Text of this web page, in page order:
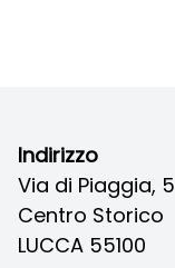
Indirizzo
Via di Piaggia, 5
Centro Storico
LUCCA 55100